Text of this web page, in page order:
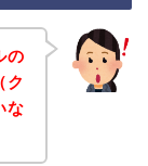
の
ク
な